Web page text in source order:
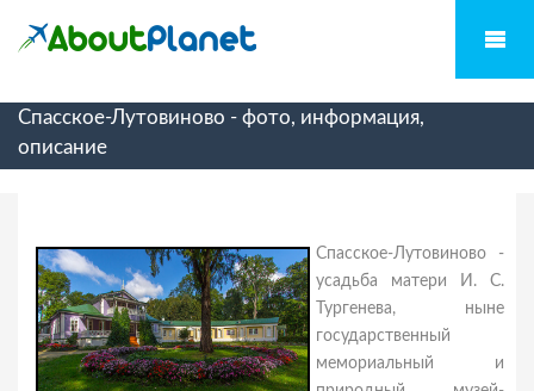
Спасское-Лутовиново - фото, информация,
описание
Спасское-Лутовиново -
усадьба матери И. С.
Тургенева, ныне
государственный
мемориальный и